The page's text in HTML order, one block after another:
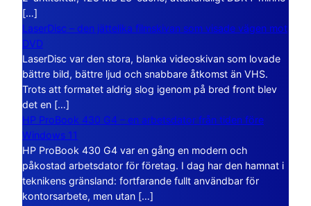
[…]
LaserDisc – den jättelika filmskivan som visade vägen mot
DVD
LaserDisc var den stora, blanka videoskivan som lovade
bättre bild, bättre ljud och snabbare åtkomst än VHS.
Trots att formatet aldrig slog igenom på bred front blev
det en […]
HP ProBook 430 G4 – en arbetsdator från tiden före
Windows 11
HP ProBook 430 G4 var en gång en modern och
påkostad arbetsdator för företag. I dag har den hamnat i
teknikens gränsland: fortfarande fullt användbar för
kontorsarbete, men utan […]